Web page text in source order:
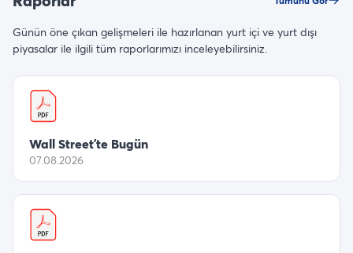
Günün öne çıkan gelişmeleri ile hazırlanan yurt içi ve yurt dışı
piyasalar ile ilgili tüm raporlarımızı inceleyebilirsiniz.
Wall Street’te Bugün
07.08.2026